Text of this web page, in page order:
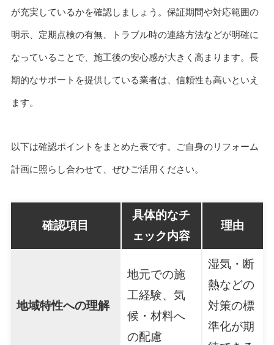
が充実しているかを確認しましょう。保証期間や対応範囲の
明示、定期点検の有無、トラブル時の連絡方法などが明確に
なっていることで、施工後の安心感が大きく高まります。長
期的なサポートを提供している業者は、信頼性も高いといえ
ます。
以下は確認ポイントをまとめた表です。ご自身のリフォーム
計画に照らし合わせて、ぜひご活用ください。
確認項目
具体的なチ
ェック内容
理由
地域特性への理解
地元での施
工経験、気
候・材料へ
の配慮
湿気・断
熱などの
対策の標
準化が期